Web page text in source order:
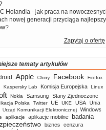
Holandia - jak praca na
nowej generacji przyciąga
Zapytaj o ofertę
tematy artykułów
Apple Chiny Facebook Firefox
Kaspersky Lab Komisja Europejska Linux
Nokia Samsung Stany Zjednoczone
Polska Twitter UE UKE USA
Unia
Urząd Komunikacji Elektronicznej Windows
aplikacje aplikacje mobilne badania
biznes cenzura